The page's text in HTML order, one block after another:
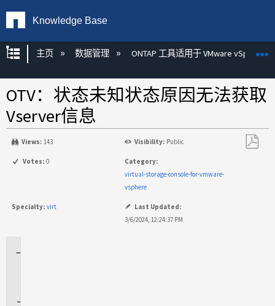
Knowledge Base
扩展/隐缩全局层次
主页 数据管理 ONTAP 工具适用于 VMware vSphere
OTV：状态未知状态原因无法获取
Vserver信息
Views: 143 Visibility: Public
Votes: 0
Category:
virtual-storage-console-for-vmware-
vsphere
Specialty: virt
Last Updated:
3/6/2024, 12:24:37 PM